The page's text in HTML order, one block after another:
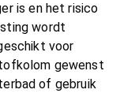
is en het risico
wordt
voor
gewenst
of gebruik